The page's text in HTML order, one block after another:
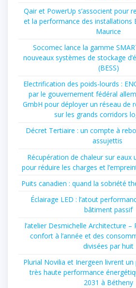
Qair et PowerUp s’associent pour
et la performance des installations
Maurice
Socomec lance la gamme
nouveaux systèmes de stockage
(BESS)
Electrification des poids-lourds :
par le gouvernement fédéral
GmbH pour déployer un réseau de
sur les grands corridors
Décret Tertiaire : un compte à
assujettis
Récupération de chaleur sur eaux
pour réduire les charges et
Puits canadien : quand la sobriété
Éclairage LED : l’atout
bâtiment passif
l’atelier Desmichelle Architecture –
confort à l’année et des
divisées par huit
Plurial Novilia et Inergeen livrent
très haute performance
2031 à Bétheny